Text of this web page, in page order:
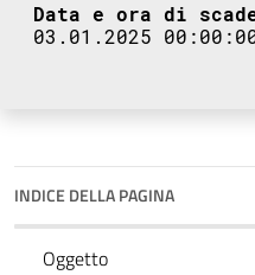
Data e ora di
03.01.2025
INDICE DELLA PAGINA
Oggetto